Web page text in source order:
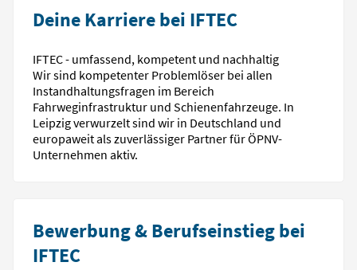
Deine Karriere bei IFTEC
IFTEC - umfassend, kompetent und nachhaltig
Wir sind kompetenter Problemlöser bei allen
Instandhaltungsfragen im Bereich
Fahrweginfrastruktur und Schienenfahrzeuge. In
Leipzig verwurzelt sind wir in Deutschland und
europaweit als zuverlässiger Partner für ÖPNV-
Unternehmen aktiv.
Bewerbung & Berufseinstieg bei
IFTEC